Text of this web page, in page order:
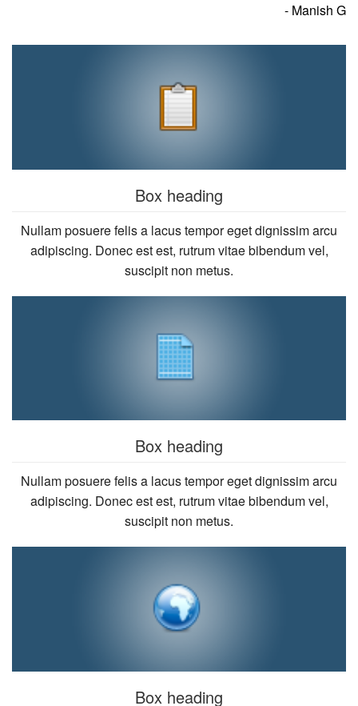
- Manish G
Box heading
Nullam posuere felis a lacus tempor eget dignissim arcu
adipiscing. Donec est est, rutrum vitae bibendum vel,
suscipit non metus.
Box heading
Nullam posuere felis a lacus tempor eget dignissim arcu
adipiscing. Donec est est, rutrum vitae bibendum vel,
suscipit non metus.
Box heading